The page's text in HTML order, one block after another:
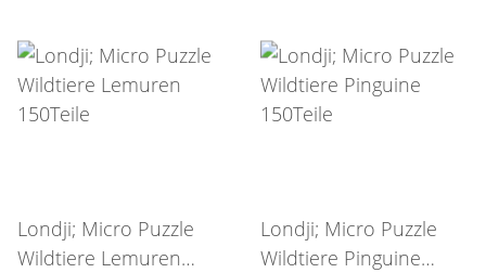
Londji; Micro Puzzle
Wildtiere Lemuren
Londji; Micro Puzzle
Wildtiere Pinguine